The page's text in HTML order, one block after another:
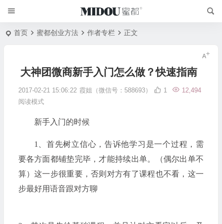
首页 蜜都创业方法 作者专栏 正文
大神团微商新手入门怎么做？快速指南
2017-02-21 15:06:22 霞姐（微信号：588693） 12,494
1
阅读模式
新手入门的时候
1、首先树立信心，告诉他学习是一个过程，需
要各方面都铺垫完毕，才能持续出单。（偶尔出单不
算）这一步很重要，否则对方有了课程也不看，这一
步最好用语音跟对方聊